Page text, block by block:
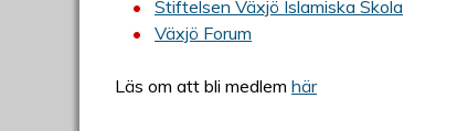
Stiftelsen Växjö Islamiska Skola
Växjö Forum
Läs om att bli medlem här